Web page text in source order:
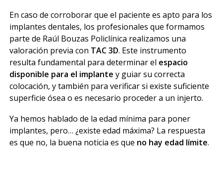
En caso de corroborar que el paciente es apto para los
implantes dentales, los profesionales que formamos
parte de Raúl Bouzas Policlínica realizamos una
valoración previa con TAC 3D. Este instrumento
resulta fundamental para determinar el espacio
disponible para el implante y guiar su correcta
colocación, y también para verificar si existe suficiente
superficie ósea o es necesario proceder a un injerto.
Ya hemos hablado de la edad mínima para poner
implantes, pero… ¿existe edad máxima? La respuesta
es que no, la buena noticia es que no hay edad límite.